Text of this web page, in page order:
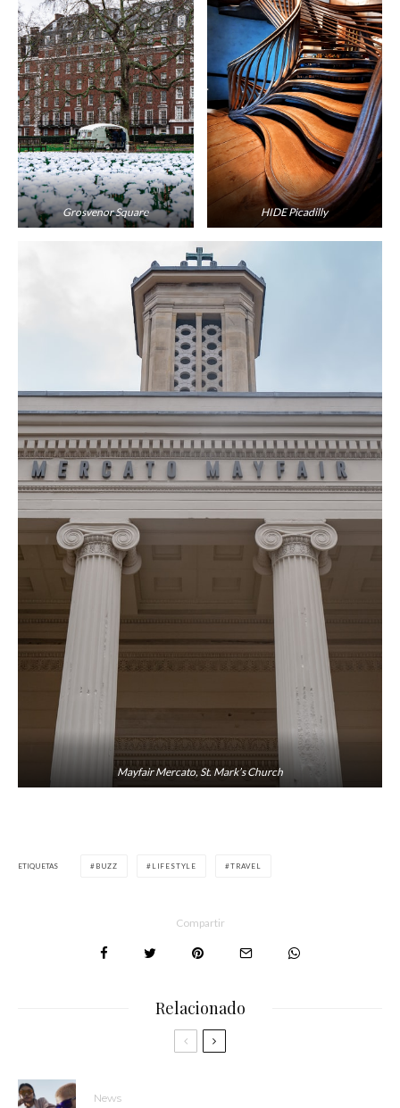
Grosvenor Square HIDE Picadilly
Mayfair Mercato, St. Mark’s Church
ETIQUETAS BUZZ LIFESTYLE TRAVEL
Compartir
Relacionado
News